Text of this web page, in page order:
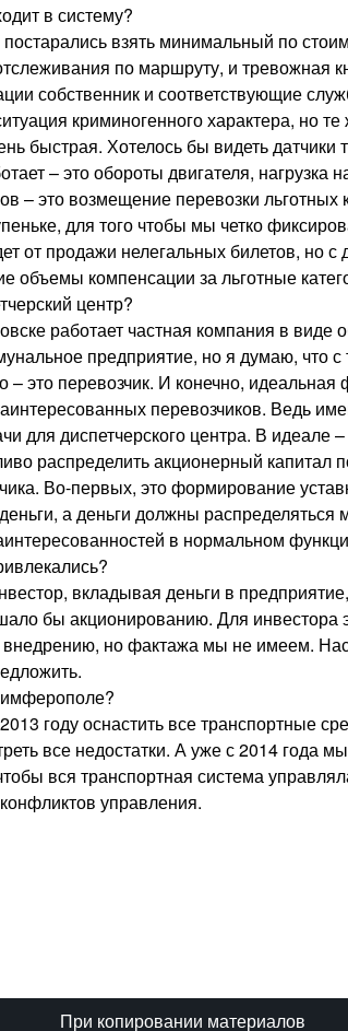
в систему?
взять минимальный по
по маршруту, и тревожная
собственник и соответствующие
криминогенного характера, но
быстрая. Хотелось бы видеть датчики
– это обороты двигателя, нагрузка
– это возмещение перевозки льготных
для того чтобы мы четко
от продажи нелегальных билетов, но с
объемы компенсации за льготные
центр?
работает частная компания в виде
предприятие, но я думаю, что с
это перевозчик. И конечно,
перевозчиков. Ведь
для диспетчерского центра. В идеале
распределить акционерный капитал
Во-первых, это формирование
а деньги должны
в нормальном
вкладывая деньги в
бы акционированию. Для инвестора
но фактажа мы не имеем.
году оснастить все транспортные
все недостатки. А уже с 2014 года
вся транспортная система
управления.
При копировании материалов